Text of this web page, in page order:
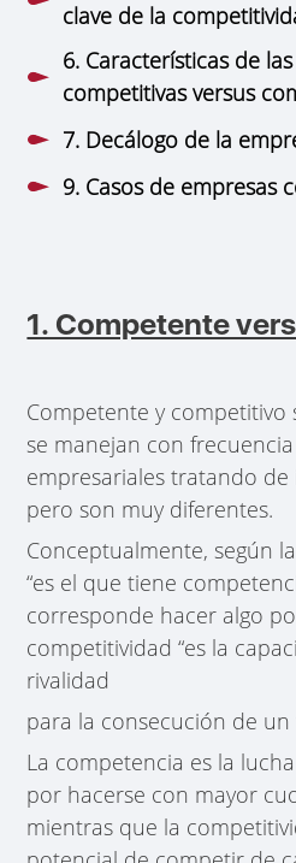
clave de la
6. Características de
competitivas versus
7. Decálogo de la
9. Casos de empresas
1. Competente
Competente y
se manejan con
empresariales tratando
pero son muy diferentes.
Conceptualmente, según
“es el que tiene
corresponde hacer algo
competitividad “es la
rivalidad
para la consecución de un
La competencia es la
por hacerse con mayor
mientras que la